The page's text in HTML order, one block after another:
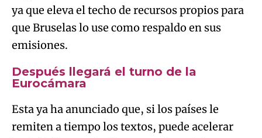
ya que eleva el techo de recursos propios para
que Bruselas lo use como respaldo en sus
emisiones.
Después llegará el turno de la
Eurocámara
Esta ya ha anunciado que, si los países le
remiten a tiempo los textos, puede acelerar